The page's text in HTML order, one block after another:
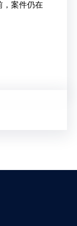
，案件仍在